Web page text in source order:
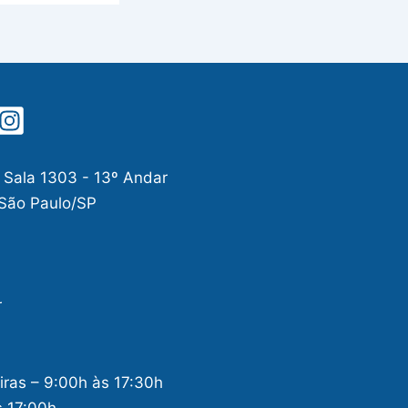
1303 - 13º Andar
Paulo/SP
– 9:00h às 17:30h